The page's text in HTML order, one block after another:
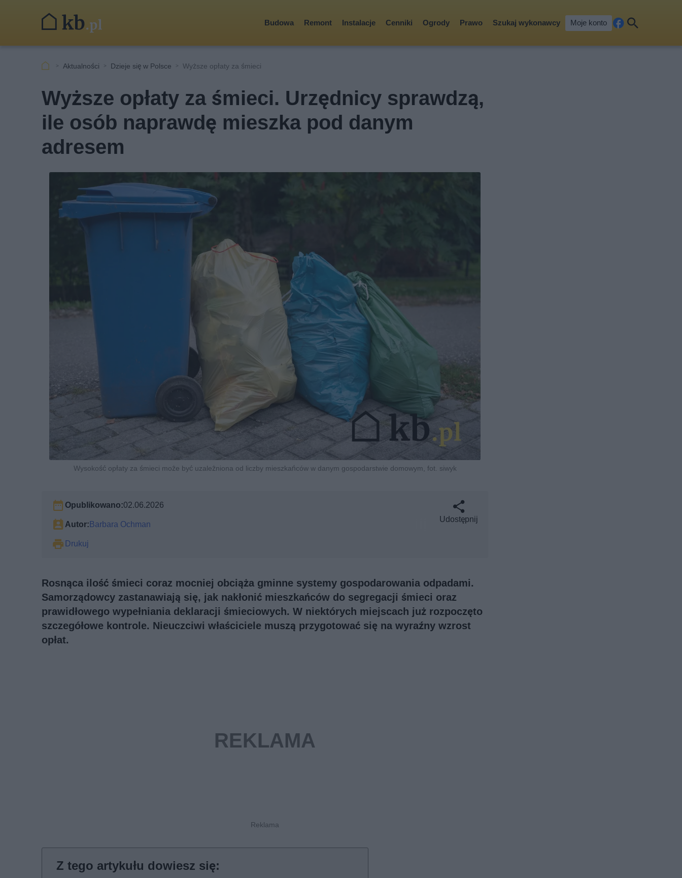
Budowa Remont Instalacje Cenniki Ogrody Prawo Szukaj wykonawcy Moje konto
cebkaj
Aktualności Dzieje się w Polsce Wyższe opłaty za śmieci
Wyższe opłaty za śmieci. Urzędnicy sprawdzą,
ile osób naprawdę mieszka pod danym
adresem
Wysokość opłaty za śmieci może być uzależniona od liczby mieszkańców w danym gospodarstwie domowym, fot. siwyk
Opublikowano:02.06.2026
Autor:Barbara Ochman
Drukuj
Udostępnij
Rosnąca ilość śmieci coraz mocniej obciąża gminne systemy gospodarowania odpadami.
Samorządowcy zastanawiają się, jak nakłonić mieszkańców do segregacji śmieci oraz
prawidłowego wypełniania deklaracji śmieciowych. W niektórych miejscach już rozpoczęto
szczegółowe kontrole. Nieuczciwi właściciele muszą przygotować się na wyraźny wzrost
opłat.